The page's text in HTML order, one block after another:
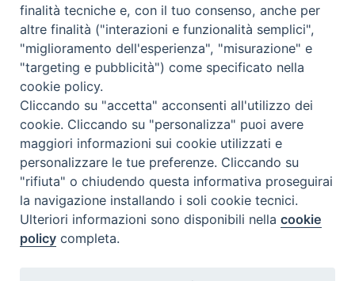
Come abbonarsi
Contatti
finalità tecniche e, con il tuo consenso, anche per
altre finalità ("interazioni e funzionalità semplici",
"miglioramento dell'esperienza", "misurazione" e
"targeting e pubblicità") come specificato nella
cookie policy.
Cliccando su "accetta" acconsenti all'utilizzo dei
cookie. Cliccando su "personalizza" puoi avere
maggiori informazioni sui cookie utilizzati e
personalizzare le tue preferenze. Cliccando su
"rifiuta" o chiudendo questa informativa proseguirai
la navigazione installando i soli cookie tecnici.
Ulteriori informazioni sono disponibili nellacookie
policy completa.